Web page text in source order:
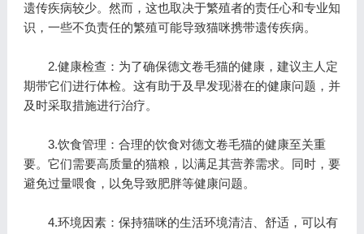
遗传疾病较少。然而，这也取决于繁殖者的责任心和专业知
识，一些不负责任的繁殖可能导致猫咪携带遗传疾病。
2.健康检查：为了确保德文卷毛猫的健康，建议主人定
期带它们进行体检。这有助于及早发现潜在的健康问题，并
及时采取措施进行治疗。
3.饮食管理：合理的饮食对德文卷毛猫的健康至关重
要。它们需要高质量的猫粮，以满足其营养需求。同时，要
避免过量喂食，以免导致肥胖等健康问题。
4.环境因素：保持猫咪的生活环境清洁、舒适，可以有